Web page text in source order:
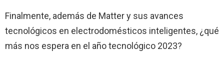
Finalmente, además de Matter y sus avances
tecnológicos en electrodomésticos inteligentes, ¿qué
más nos espera en el año tecnológico 2023?